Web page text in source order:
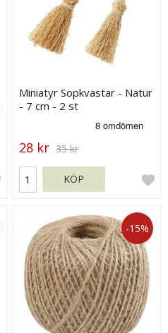
Miniatyr Sopkvastar - Natur
- 7 cm - 2 st
28 kr 35 kr
KÖP
-15%